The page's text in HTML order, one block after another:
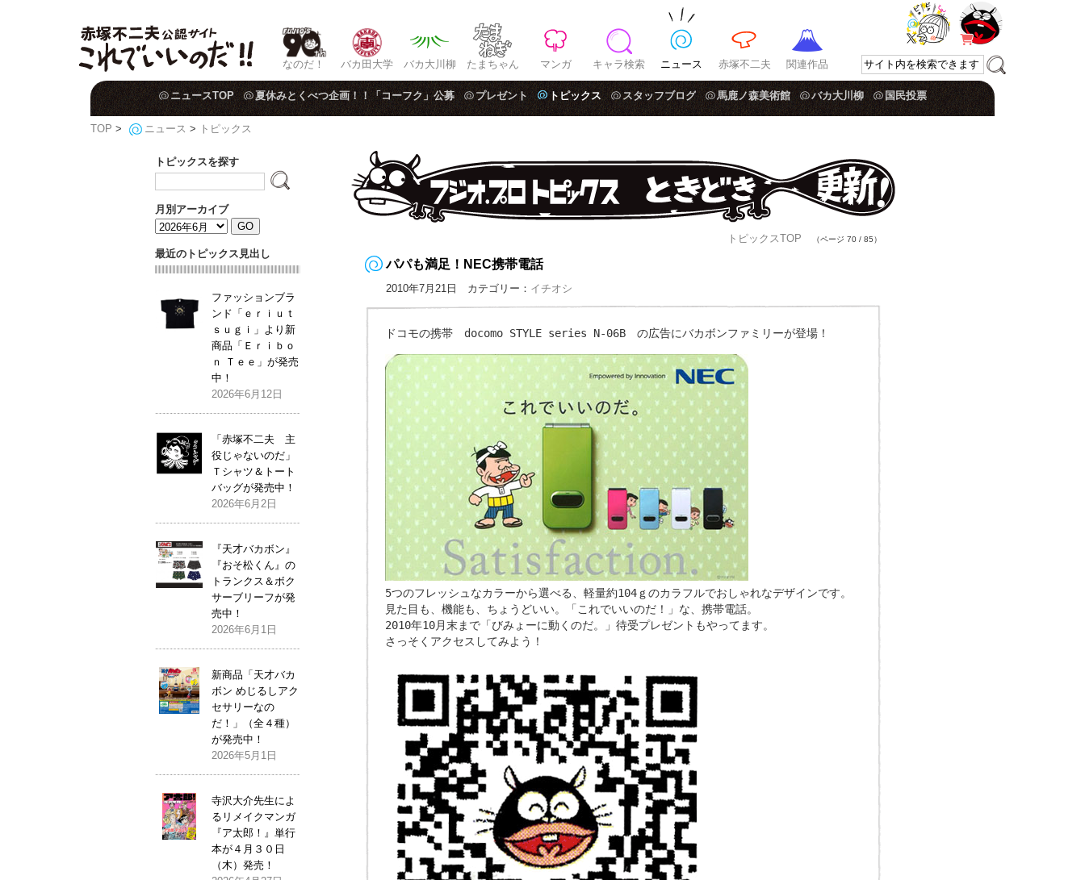
なのだ！ バカ田大学 バカ大川柳 たまちゃん マンガ キャラ検索 ニュース 赤塚不二夫 関連作品
ニュースTOP 夏休みとくべつ企画！！「コーフク」公募 プレゼント トピックス スタッフブログ 馬鹿ノ森美術館 バカ大川柳 国民投票
TOP > ニュース > トピックス
トピックスTOP （ページ 70 / 85）
パパも満足！NEC携帯電話
2010年7月21日 カテゴリー： イチオシ
ドコモの携帯 docomo STYLE series N-06B の広告にバカボンファミリーが登場！
5つのフレッシュなカラーから選べる、軽量約104ｇのカラフルでおしゃれなデザインです。
見た目も、機能も、ちょうどいい。「これでいいのだ！」な、携帯電話。
2010年10月末まで「びみょーに動くのだ。」待受プレゼントもやってます。
さっそくアクセスしてみよう！
トピックスを探す
月別アーカイブ
最近のトピックス見出し
ファッションブラ
ンド「ｅｒｉｕｔ
ｓｕｇｉ」より新
商品「Ｅｒｉｂｏ
ｎ Ｔｅｅ」が発売
中！
2026年6月12日
「赤塚不二夫 主
役じゃないのだ」
Ｔシャツ＆トート
バッグが発売中！
2026年6月2日
『天才バカボン』
『おそ松くん』の
トランクス＆ボク
サーブリーフが発
売中！
2026年6月1日
新商品「天才バカ
ボン めじるしアク
セサリーなの
だ！」（全４種）
が発売中！
2026年5月1日
寺沢大介先生によ
るリメイクマンガ
『ア太郎！』単行
本が４月３０日
（木）発売！